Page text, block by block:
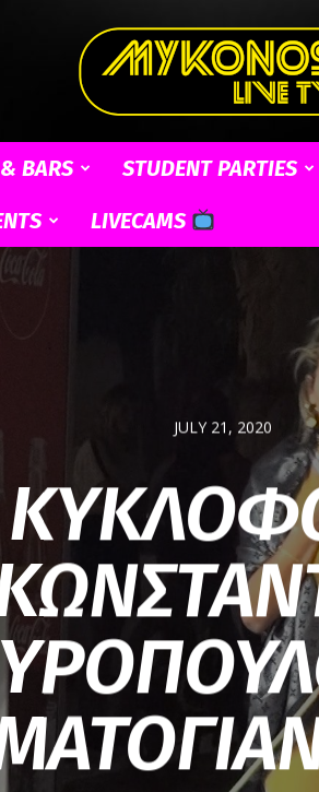
BARS STUDENT PARTIES
LIVECAMS
JULY 21, 2020